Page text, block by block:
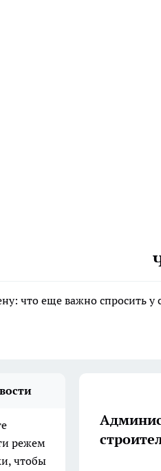
что еще важно спросить
режем
чтобы